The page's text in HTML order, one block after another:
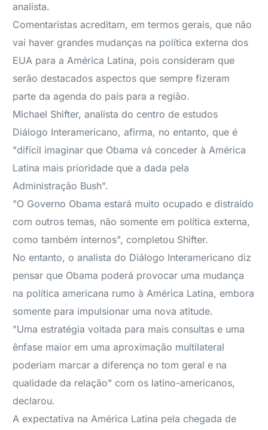
analista.
Comentaristas acreditam, em termos gerais, que não
vai haver grandes mudanças na política externa dos
EUA para a América Latina, pois consideram que
serão destacados aspectos que sempre fizeram
parte da agenda do país para a região.
Michael Shifter, analista do centro de estudos
Diálogo Interamericano, afirma, no entanto, que é
"difícil imaginar que Obama vá conceder à América
Latina mais prioridade que a dada pela
Administração Bush".
"O Governo Obama estará muito ocupado e distraído
com outros temas, não somente em política externa,
como também internos", completou Shifter.
No entanto, o analista do Diálogo Interamericano diz
pensar que Obama poderá provocar uma mudança
na política americana rumo à América Latina, embora
somente para impulsionar uma nova atitude.
"Uma estratégia voltada para mais consultas e uma
ênfase maior em uma aproximação multilateral
poderiam marcar a diferença no tom geral e na
qualidade da relação" com os latino-americanos,
declarou.
A expectativa na América Latina pela chegada de